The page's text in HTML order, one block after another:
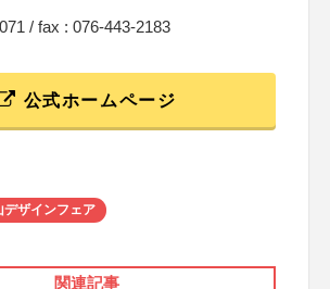
/ fax : 076-443-2183
公式ホームページ
デザインフェア
関連記事